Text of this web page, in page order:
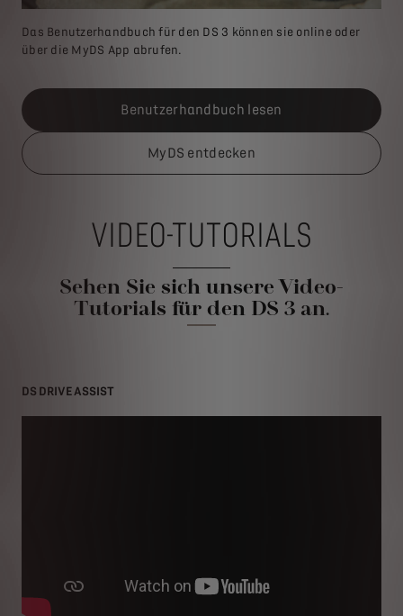
Das Benutzerhandbuch für den DS 3 können sie online oder
über die MyDS App abrufen.
Benutzerhandbuch lesen
MyDS entdecken
VIDEO-TUTORIALS
Sehen Sie sich unsere Video-
Tutorials für den DS 3 an.
DS DRIVE ASSIST